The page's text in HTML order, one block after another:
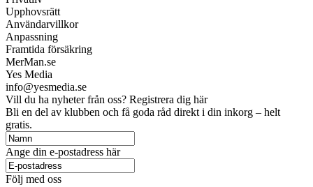
Upphovsrätt
Användarvillkor
Anpassning
Framtida försäkring
MerMan.se
Yes Media
info@yesmedia.se
Vill du ha nyheter från oss? Registrera dig här
Bli en del av klubben och få goda råd direkt i din inkorg – helt
gratis.
Ange din e-postadress här
Följ med oss